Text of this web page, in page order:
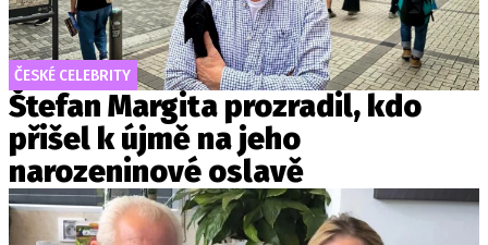
ČESKÉ CELEBRITY
Štefan Margita prozradil, kdo
přišel k újmě na jeho
narozeninové oslavě